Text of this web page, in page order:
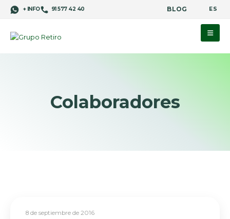
+ INFO 91 577 42 40 BLOG ES
Colaboradores
8 de septiembre de 2016